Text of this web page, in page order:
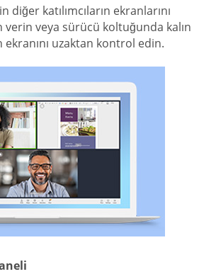
diğer katılımcıların ekranlarını
verin veya sürücü koltuğunda kalın
ekranını uzaktan kontrol edin.